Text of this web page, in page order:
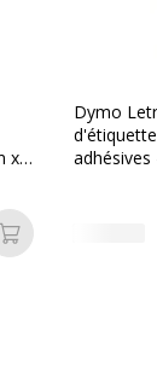
x
Ajouter au
Dymo